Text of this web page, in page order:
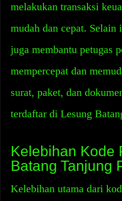
melakukan transaksi
mudah dan cepat.
juga membantu petugas
mempercepat dan
surat, paket, dan
terdaftar di Lesung
Kelebihan Kode
Batang Tanjung
Kelebihan utama dari